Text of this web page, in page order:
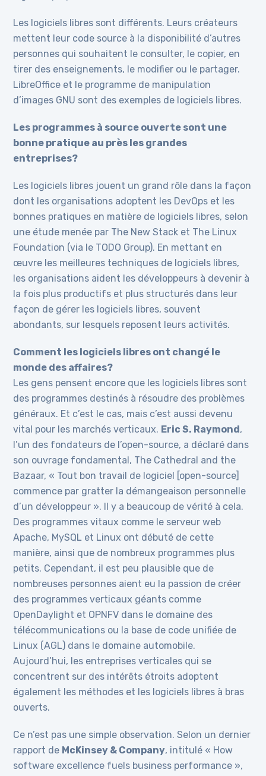
Les logiciels libres sont différents. Leurs créateurs
mettent leur code source à la disponibilité d’autres
personnes qui souhaitent le consulter, le copier, en
tirer des enseignements, le modifier ou le partager.
LibreOffice et le programme de manipulation
d’images GNU sont des exemples de logiciels libres.
Les programmes à source ouverte sont une
bonne pratique au près les grandes
entreprises?
Les logiciels libres jouent un grand rôle dans la façon
dont les organisations adoptent les DevOps et les
bonnes pratiques en matière de logiciels libres, selon
une étude menée par The New Stack et The Linux
Foundation (via le TODO Group). En mettant en
œuvre les meilleures techniques de logiciels libres,
les organisations aident les développeurs à devenir à
la fois plus productifs et plus structurés dans leur
façon de gérer les logiciels libres, souvent
abondants, sur lesquels reposent leurs activités.
Comment les logiciels libres ont changé le
monde des affaires?
Les gens pensent encore que les logiciels libres sont
des programmes destinés à résoudre des problèmes
généraux. Et c’est le cas, mais c’est aussi devenu
vital pour les marchés verticaux. Eric S. Raymond,
l’un des fondateurs de l’open-source, a déclaré dans
son ouvrage fondamental, The Cathedral and the
Bazaar, « Tout bon travail de logiciel [open-source]
commence par gratter la démangeaison personnelle
d’un développeur ». Il y a beaucoup de vérité à cela.
Des programmes vitaux comme le serveur web
Apache, MySQL et Linux ont débuté de cette
manière, ainsi que de nombreux programmes plus
petits. Cependant, il est peu plausible que de
nombreuses personnes aient eu la passion de créer
des programmes verticaux géants comme
OpenDaylight et OPNFV dans le domaine des
télécommunications ou la base de code unifiée de
Linux (AGL) dans le domaine automobile.
Aujourd’hui, les entreprises verticales qui se
concentrent sur des intérêts étroits adoptent
également les méthodes et les logiciels libres à bras
ouverts.
Ce n’est pas une simple observation. Selon un dernier
rapport de McKinsey & Company, intitulé « How
software excellence fuels business performance »,